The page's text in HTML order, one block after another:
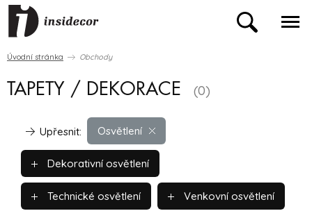
Úvodní stránka Obchody
TAPETY / DEKORACE (0)
Osvětlení
Upřesnit:
Dekorativní osvětlení
Technické osvětlení Venkovní osvětlení